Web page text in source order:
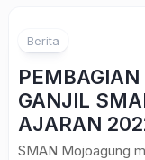
Berita
GANJIL
AJARAN
SMAN Mojoagung